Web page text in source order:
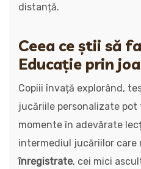
distanță.
Ceea ce știi să
Educație prin
Copiii învață explorând,
jucăriile personalizate
momente în adevărate
intermediul jucăriilor care
înregistrate, cei mici